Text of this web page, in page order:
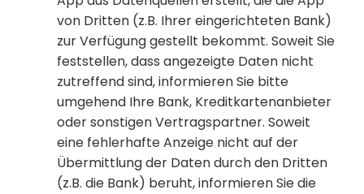
von Dritten (z.B. Ihrer eingerichteten Bank)
zur Verfügung gestellt bekommt. Soweit Sie
feststellen, dass angezeigte Daten nicht
zutreffend sind, informieren Sie bitte
umgehend Ihre Bank, Kreditkartenanbieter
oder sonstigen Vertragspartner. Soweit
eine fehlerhafte Anzeige nicht auf der
Übermittlung der Daten durch den Dritten
(z.B. die Bank) beruht, informieren Sie die